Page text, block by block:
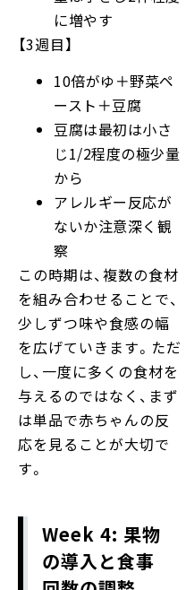
に増やす
【3週目】
10倍がゆ＋野菜ペ
ースト＋豆腐
豆腐は最初は小さ
じ1/2程度の極少量
から
アレルギー反応が
ないか注意深く観
察
この時期は、複数の食材
を組み合わせることで、
少しずつ味や食感の幅
を広げていきます。ただ
し、一度に多くの食材を
与えるのではなく、まず
は単品で赤ちゃんの反
応を見ることが大切で
す。
Week 4: 果物
の導入と食事